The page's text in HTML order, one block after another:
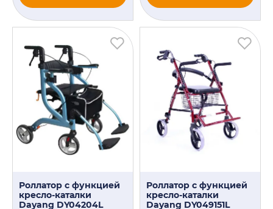
Роллатор с функцией
кресло-каталки
Dayang DY04204L
Роллатор с функцией
кресло-каталки
Dayang DY049151L